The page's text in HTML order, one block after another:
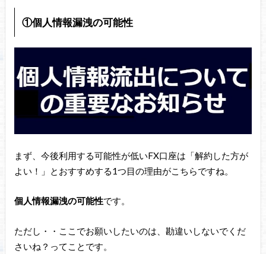
①個人情報漏洩の可能性
まず、今後利用する可能性が低いFX口座は「解約した方が
よい！」とおすすめする1つ目の理由がこちらですね。
個人情報漏洩の可能性です。
ただし・・ここでお願いしたいのは、勘違いしないでくだ
さいね？ってことです。